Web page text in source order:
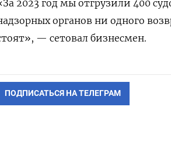
2023 год мы отгрузили 400
органов ни одного
— сетовал бизнесмен.
ПОДПИСАТЬСЯ НА ТЕЛЕГРАМ